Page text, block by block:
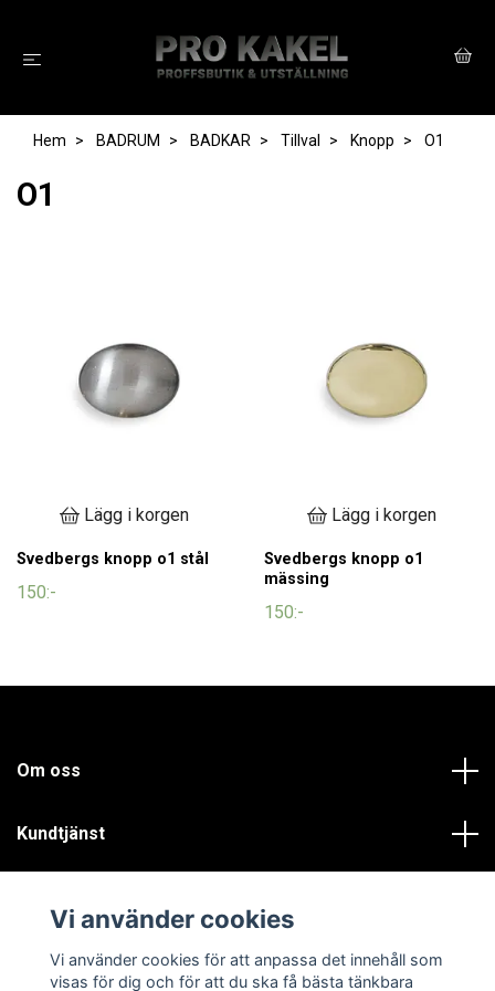
Hem BADRUM BADKAR Tillval Knopp O1
O1
Lägg i korgen
Svedbergs knopp o1 stål
150:-
Lägg i korgen
Svedbergs knopp o1
mässing
150:-
Om oss
Kundtjänst
Sociala medier
Vi använder cookies
Vi använder cookies för att anpassa det innehåll som
visas för dig och för att du ska få bästa tänkbara